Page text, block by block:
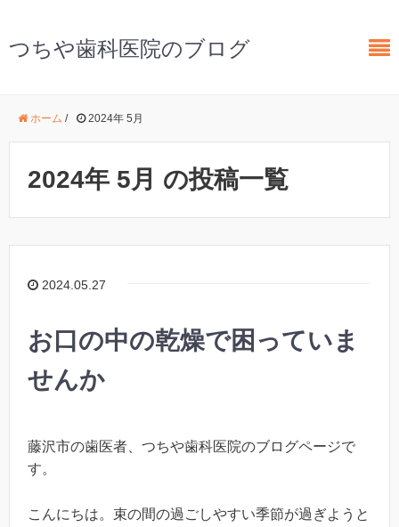
つちや歯科医院のブログ
ホーム / 2024年 5月
2024年 5月 の投稿一覧
2024.05.27
お口の中の乾燥で困っていま
せんか
藤沢市の歯医者、つちや歯科医院のブログページで
す。
こんにちは。束の間の過ごしやすい季節が過ぎようと